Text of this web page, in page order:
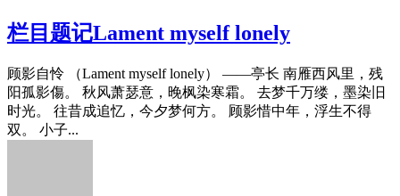
栏目题记Lament myself lonely
顾影自怜 （Lament myself lonely） ——亭长 南雁西风里，残
阳孤影傷。 秋风萧瑟意，晚枫染寒霜。 去梦千万缕，墨染旧
时光。 往昔成追忆，今夕梦何方。 顾影惜中年，浮生不得
双。 小子...